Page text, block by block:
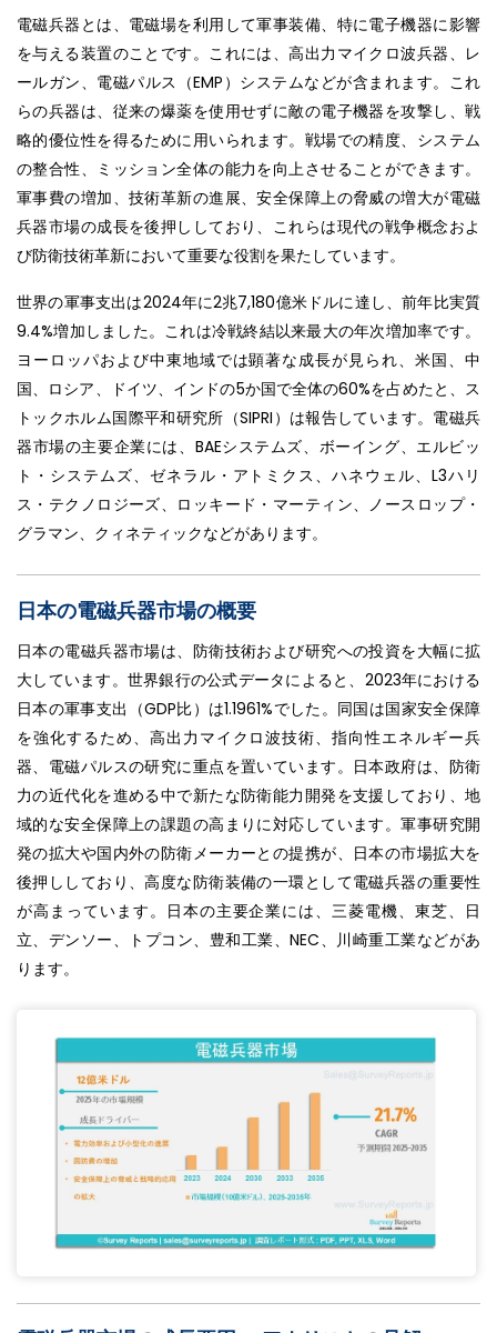
電磁兵器とは、電磁場を利用して軍事装備、特に電子機器に影響
を与える装置のことです。これには、高出力マイクロ波兵器、レ
ールガン、電磁パルス（EMP）システムなどが含まれます。これ
らの兵器は、従来の爆薬を使用せずに敵の電子機器を攻撃し、戦
略的優位性を得るために用いられます。戦場での精度、システム
の整合性、ミッション全体の能力を向上させることができます。
軍事費の増加、技術革新の進展、安全保障上の脅威の増大が電磁
兵器市場の成長を後押ししており、これらは現代の戦争概念およ
び防衛技術革新において重要な役割を果たしています。
世界の軍事支出は2024年に2兆7,180億米ドルに達し、前年比実質
9.4%増加しました。これは冷戦終結以来最大の年次増加率です。
ヨーロッパおよび中東地域では顕著な成長が見られ、米国、中
国、ロシア、ドイツ、インドの5か国で全体の60%を占めたと、ス
トックホルム国際平和研究所（SIPRI）は報告しています。電磁兵
器市場の主要企業には、BAEシステムズ、ボーイング、エルビッ
ト・システムズ、ゼネラル・アトミクス、ハネウェル、L3ハリ
ス・テクノロジーズ、ロッキード・マーティン、ノースロップ・
グラマン、クィネティックなどがあります。
日本の電磁兵器市場の概要
日本の電磁兵器市場は、防衛技術および研究への投資を大幅に拡
大しています。世界銀行の公式データによると、2023年における
日本の軍事支出（GDP比）は1.1961%でした。同国は国家安全保障
を強化するため、高出力マイクロ波技術、指向性エネルギー兵
器、電磁パルスの研究に重点を置いています。日本政府は、防衛
力の近代化を進める中で新たな防衛能力開発を支援しており、地
域的な安全保障上の課題の高まりに対応しています。軍事研究開
発の拡大や国内外の防衛メーカーとの提携が、日本の市場拡大を
後押ししており、高度な防衛装備の一環として電磁兵器の重要性
が高まっています。日本の主要企業には、三菱電機、東芝、日
立、デンソー、トプコン、豊和工業、NEC、川崎重工業などがあ
ります。